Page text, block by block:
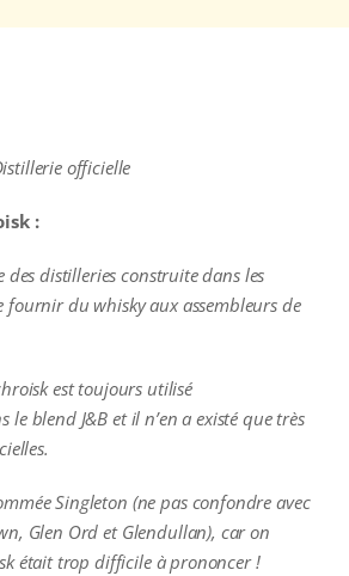
officielle
:
distilleries construite dans les
fournir du whisky aux assembleurs de
est toujours utilisé
blend J&B et il n’en a existé que très
Singleton (ne pas confondre avec
Glen Ord et Glendullan), car on
était trop difficile à prononcer !